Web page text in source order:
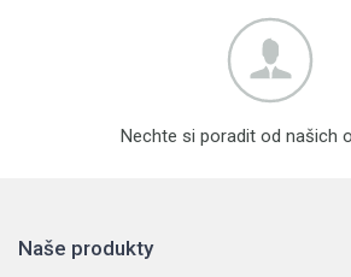
Nechte si poradit od našich
Naše produkty